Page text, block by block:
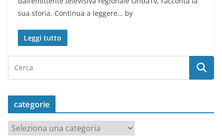
sua storia. Continua a leggere… by
Leggi tutto
categorie